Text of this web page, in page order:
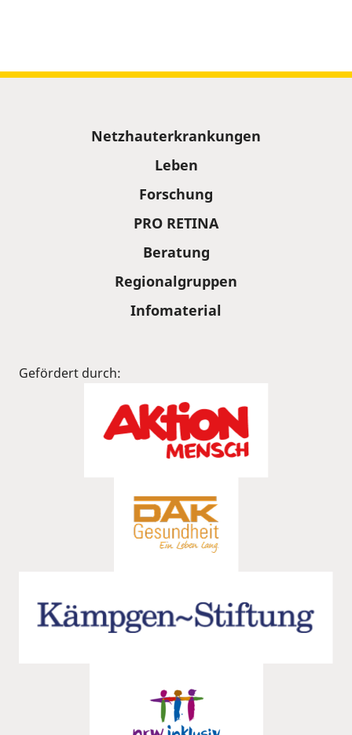
Netzhauterkrankungen
Leben
Forschung
PRO RETINA
Beratung
Regionalgruppen
Infomaterial
Gefördert durch: